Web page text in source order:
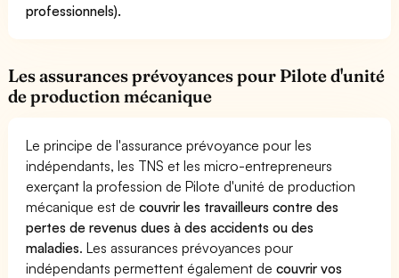
professionnels).
Les assurances prévoyances pour Pilote d'unité
de production mécanique
Le principe de l'assurance prévoyance pour les
indépendants, les TNS et les micro-entrepreneurs
exerçant la profession de Pilote d'unité de production
mécanique est decouvrir les travailleurs contre des
pertes de revenus dues à des accidents ou des
maladies. Les assurances prévoyances pour
indépendants permettent également decouvrir vos